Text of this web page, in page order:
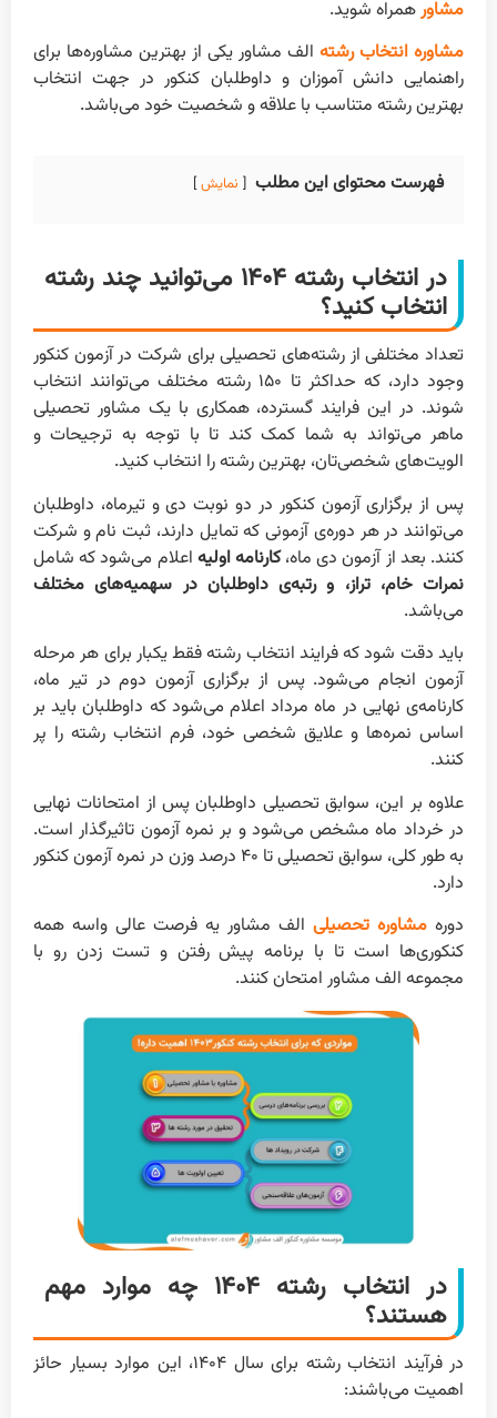
مشاورهمراه شوید.
مشاوره انتخاب رشته الف مشاور یکی از بهترین مشاوره‌ها برای
راهنمایی دانش آموزان و داوطلبان کنکور در جهت انتخاب
بهترین رشته متناسب با علاقه و شخصیت خود می‌باشد.
فهرست محتوای این مطلب نمایش
در انتخاب رشته ۱۴۰۴ می‌توانید چند رشته
انتخاب کنید؟
تعداد مختلفی از رشته‌های تحصیلی برای شرکت در آزمون کنکور
وجود دارد، که حداکثر تا ۱۵۰ رشته مختلف می‌توانند انتخاب
شوند. در این فرایند گسترده، همکاری با یک مشاور تحصیلی
ماهر می‌تواند به شما کمک کند تا با توجه به ترجیحات و
الویت‌های شخصی‌تان، بهترین رشته را انتخاب کنید.
پس از برگزاری آزمون کنکور در دو نوبت دی و تیرماه، داوطلبان
می‌توانند در هر دوره‌ی آزمونی که تمایل دارند، ثبت نام و شرکت
کنند. بعد از آزمون دی ماه،کارنامه اولیه اعلام می‌شود که شامل
نمرات خام، تراز، و رتبه‌ی داوطلبان در سهمیه‌های مختلف
می‌باشد.
باید دقت شود که فرایند انتخاب رشته فقط یکبار برای هر مرحله
آزمون انجام می‌شود. پس از برگزاری آزمون دوم در تیر ماه،
کارنامه‌ی نهایی در ماه مرداد اعلام می‌شود که داوطلبان باید بر
اساس نمره‌ها و علایق شخصی خود، فرم انتخاب رشته را پر
کنند.
علاوه بر این، سوابق تحصیلی داوطلبان پس از امتحانات نهایی
در خرداد ماه مشخص می‌شود و بر نمره آزمون تاثیرگذار است.
به طور کلی، سوابق تحصیلی تا ۴۰ درصد وزن در نمره آزمون کنکور
دارد.
دوره مشاوره تحصیلی الف مشاور یه فرصت عالی واسه همه
کنکوری‌ها است تا با برنامه پیش رفتن و تست زدن رو با
مجموعه الف مشاور امتحان کنند.
در انتخاب رشته ۱۴۰۴ چه موارد مهم
هستند؟
در فرآیند انتخاب رشته برای سال ۱۴۰۴، این موارد بسیار حائز
اهمیت می‌باشند: